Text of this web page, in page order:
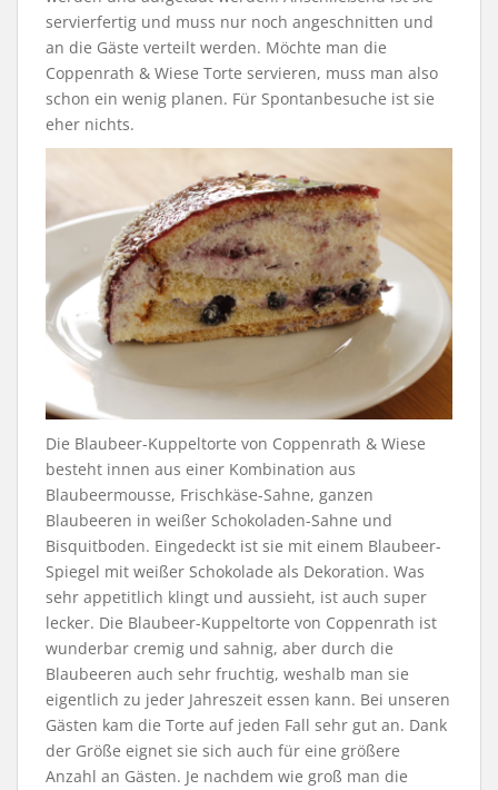
servierfertig und muss nur noch angeschnitten und
an die Gäste verteilt werden. Möchte man die
Coppenrath & Wiese Torte servieren, muss man also
schon ein wenig planen. Für Spontanbesuche ist sie
eher nichts.
Die Blaubeer-Kuppeltorte von Coppenrath & Wiese
besteht innen aus einer Kombination aus
Blaubeermousse, Frischkäse-Sahne, ganzen
Blaubeeren in weißer Schokoladen-Sahne und
Bisquitboden. Eingedeckt ist sie mit einem Blaubeer-
Spiegel mit weißer Schokolade als Dekoration. Was
sehr appetitlich klingt und aussieht, ist auch super
lecker. Die Blaubeer-Kuppeltorte von Coppenrath ist
wunderbar cremig und sahnig, aber durch die
Blaubeeren auch sehr fruchtig, weshalb man sie
eigentlich zu jeder Jahreszeit essen kann. Bei unseren
Gästen kam die Torte auf jeden Fall sehr gut an. Dank
der Größe eignet sie sich auch für eine größere
Anzahl an Gästen. Je nachdem wie groß man die